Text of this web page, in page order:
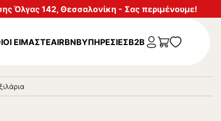
Όλγας 142, Θεσσαλονίκη - Σας περιμένουμε!
ΕΙΜΑΣΤΕAIRBNBΥΠΗΡΕΣΊΕΣB2B